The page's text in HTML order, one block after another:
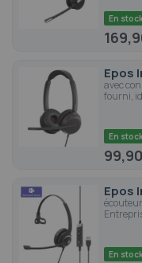
En
Epos
avec
fourni,
En
99,90
Epos
En